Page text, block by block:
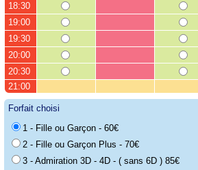
18:30
19:00
19:30
20:00
20:30
21:00
Forfait choisi
1 - Fille ou Garçon - 60€
2 - Fille ou Garçon Plus - 70€
3 - Admiration 3D - 4D - ( sans 6D ) 85€